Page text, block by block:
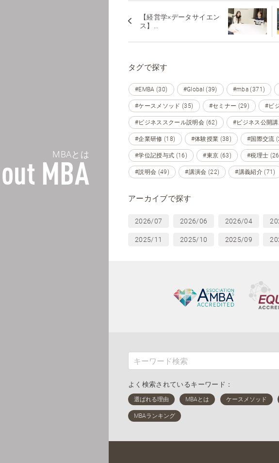
MBAとは
MBA
【経営学×データサイエン
ス】...
タグで探す
#EMBA (30) #Global (39) #mba (371)
#ケースメソッド (35) #セミナー (29) #ビ
#ビジネススクール説明会 (62) #ビジネス公開
#企業研修 (18) #体験授業 (38) #国際交流
#学位記授与式 (16) #東京 (63) #税理士
#説明会 (49) #講演会 (22) #講義紹介 (71)
アーカイブで探す
2026/07 2026/06 2026/04
2025/11 2025/10 2025/09
よく検索されているキーワード：